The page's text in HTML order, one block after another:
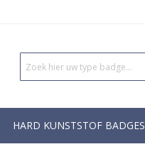
HARD KUNSTSTOF BADGES